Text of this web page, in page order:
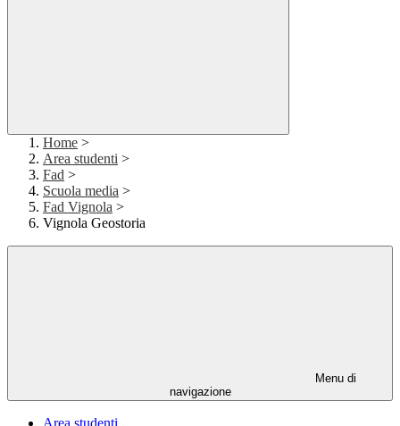
Home >
Area studenti >
Fad >
Scuola media >
Fad Vignola >
Vignola Geostoria
Menu di
navigazione